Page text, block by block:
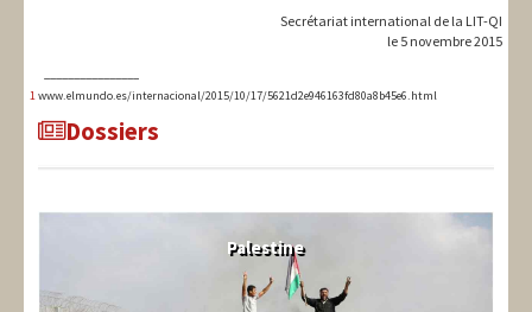
Secrétariat international de la LIT-QI
le 5 novembre 2015
1www.elmundo.es/internacional/2015/10/17/5621d2e946163fd80a8b45e6.html
Dossiers
Palestine